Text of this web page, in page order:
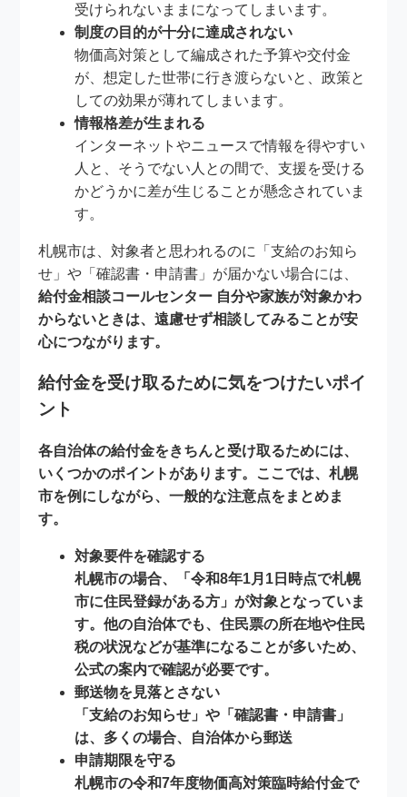
受けられないままになってしまいます。
制度の目的が十分に達成されない
物価高対策として編成された予算や交付金
が、想定した世帯に行き渡らないと、政策と
しての効果が薄れてしまいます。
情報格差が生まれる
インターネットやニュースで情報を得やすい
人と、そうでない人との間で、支援を受ける
かどうかに差が生じることが懸念されていま
す。
札幌市は、対象者と思われるのに「支給のお知ら
せ」や「確認書・申請書」が届かない場合には、
給付金相談コールセンター 自分や家族が対象かわ
からないときは、遠慮せず相談してみることが安
心につながります。
給付金を受け取るために気をつけたいポイ
ント
各自治体の給付金をきちんと受け取るためには、
いくつかのポイントがあります。ここでは、札幌
市を例にしながら、一般的な注意点をまとめま
す。
対象要件を確認する
札幌市の場合、「令和8年1月1日時点で札幌
市に住民登録がある方」が対象となっていま
す。他の自治体でも、住民票の所在地や住民
税の状況などが基準になることが多いため、
公式の案内で確認が必要です。
郵送物を見落とさない
「支給のお知らせ」や「確認書・申請書」
は、多くの場合、自治体から郵送
申請期限を守る
札幌市の令和7年度物価高対策臨時給付金で